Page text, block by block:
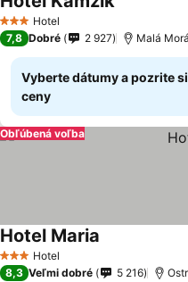
3 Počet hviezdičiek
Hotel
7,8 Dobré 2 927 Malá
Vyberte dátumy a pozrite
ceny
Obľúbená voľba
3 Počet hviezdičiek
Hotel
Hotel Maria
8,3 Veľmi dobré 5 216